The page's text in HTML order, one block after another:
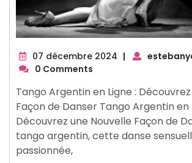
07 décembre 2024 07
|
0 Comments
Tango Argentin en Ligne :
Façon de Danser Tango Argentin en
Découvrez une Nouvelle Façon de
tango argentin, cette danse
passionnée,